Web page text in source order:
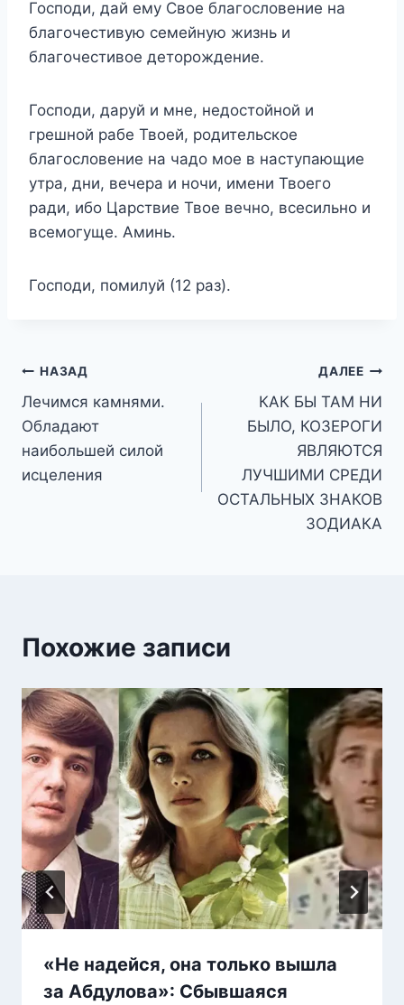
Господи, дай ему Свое благословение на
благочестивую семейную жизнь и
благочестивое деторождение.
Господи, даруй и мне, недостойной и
грешной рабе Твоей, родительское
благословение на чадо мое в наступающие
утра, дни, вечера и ночи, имени Твоего
ради, ибо Царствие Твое вечно, всесильно и
всемогуще. Аминь.
Господи, помилуй (12 раз).
Навигация
по
записям
НАЗАД
Лечимся камнями.
Обладают
наибольшей силой
исцеления
ДАЛЕЕ
КАК БЫ ТАМ НИ
БЫЛО, КОЗЕРОГИ
ЯВЛЯЮТСЯ
ЛУЧШИМИ СРЕДИ
ОСТАЛЬНЫХ ЗНАКОВ
ЗОДИАКА
Похожие записи
«Не надейся, она только вышла
за Абдулова»: Сбывшаяся